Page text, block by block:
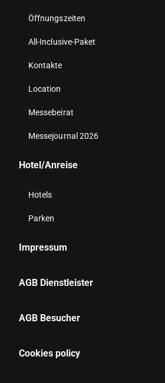
Öffnungszeiten
All-Inclusive-Paket
Kontakte
Location
Messebeirat
Messejournal 2026
Hotel/Anreise
Hotels
Parken
Impressum
AGB Dienstleister
AGB Besucher
Cookies policy